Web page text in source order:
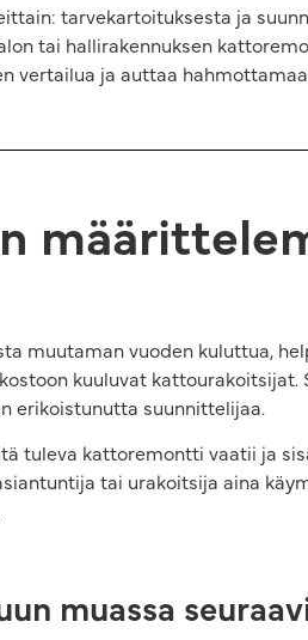
tarvekartoituksesta ja
tai hallirakennuksen
ja auttaa
muutaman vuoden kuluttua,
kuuluvat
erikoistunutta suunnittelijaa.
tuleva kattoremontti vaatii ja
tai urakoitsija aina
muassa